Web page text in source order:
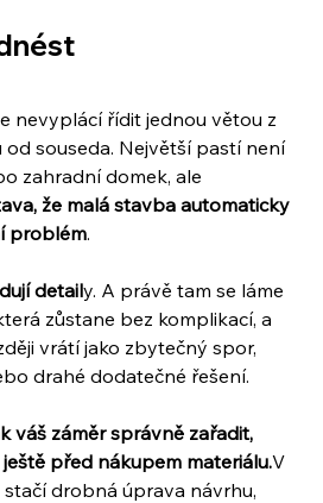
nevyplácí řídit jednou větou z
souseda. Největší pastí není
zahradní domek, ale
že malá stavba automaticky
problém.
detaily. A právě tam se láme
zůstane bez komplikací, a
vrátí jako zbytečný spor,
drahé dodatečné řešení.
váš záměr správně zařadit,
před nákupem materiálu.V
drobná úprava návrhu,